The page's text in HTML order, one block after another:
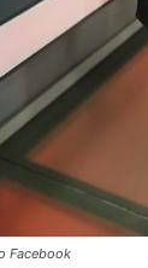
Facebook